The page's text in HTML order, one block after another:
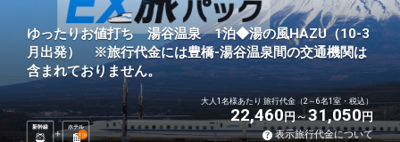
ゆったりお値打ち 湯谷温泉 1泊◆湯の風HAZU（10-3
月出発） ※旅行代金には豊橋-湯谷温泉間の交通機関は
含まれておりません。
新幹線
ホテル
1 泊
大人1名様あたり 旅行代金（2～6名1室・税込）
22,460円 31,050円
表示旅行代金について